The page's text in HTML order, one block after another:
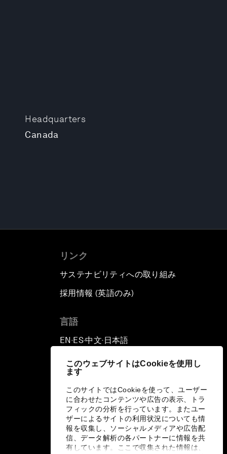
このウェブサイトはCookieを使用し
ます
このサイトではCookieを使って、ユーザー
に合わせたコンテンツや広告の表示、トラ
フィックの分析を行っています。またユー
ザーによるサイトの利用状況についても情
報を収集し、ソーシャルメディアや広告配
信、データ解析の各パートナーに情報を共
有しています。ここで収集された情報は、
Headquarters
Canada
リンク
サステナビリティへの取り組み
採用情報 (英語のみ)
言語
EN ▪ES▪中文▪ 日本語